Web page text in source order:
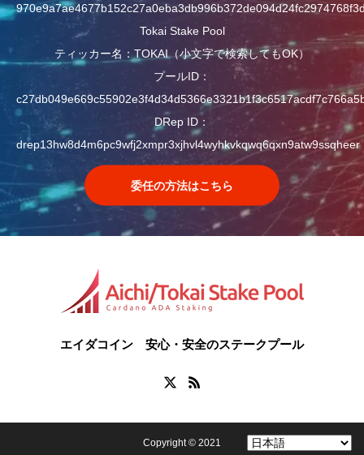
Tokai Stake Pool
ティッカー名：TOKAI（小文字で検索してもOK）
プールID：
DRep ID：
drep13hw8d4m6pc9wfj2xmpr3xjhvl4wyhkvkqwq6qxn9atw9ssqheer
委任の方法はこちら
エイダコイン 安心・安全のステークプール
Copyright © 2021